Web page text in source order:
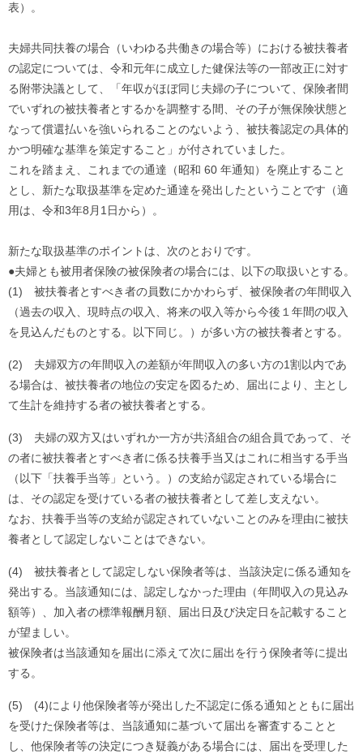
表）。
夫婦共同扶養の場合（いわゆる共働きの場合等） における被扶養者
の認定については、 令和元年に成立した健保法等の一部改正に対す
る附帯決議として、
「年収がほぼ同じ夫婦の子について、 保険者間
でいずれの被扶養者とするかを調整する間、 その子が無保険状態と
なって償還払いを強いられることのないよう 、被扶養認定の具体的
かつ明確な基準を策定すること」 が付されていました。
これを踏まえ、これまでの通達（昭和 60 年通知）を廃止すること
とし、 新たな取扱基準を定めた通達を発出したということです（適
用は、 令和3年8月1日から）。
新たな取扱基準のポイントは、次のとおりです。
●夫婦とも被用者保険の被保険者の場合には、
以下の取扱いとする。
(1) 被扶養者とすべき者の員数にかかわらず、被保険者の年間収入
（過去の収入、現時点の収入、 将来の収入等から今後１年間の収入
を見込んだものとする。
以下同じ。）が多い方の被扶養者とする。
(2) 夫婦双方の年間収入の差額が年間収入の多い方の1割以内であ
る場合は、被扶養者の地位の安定を図るため、届出により、 主とし
て生計を維持する者の被扶養者とする。
(3) 夫婦の双方又はいずれか一方が共済組合の組合員であって、 そ
の者に被扶養者とすべき者に係る扶養手当又はこれに相当する手当
（以下「扶養手当等」という。） の支給が認定されている場合に
は、 その認定を受けている者の被扶養者として差し支えない。
なお、 扶養手当等の支給が認定されていないことのみを理由に被扶
養者と して認定しないことはできない。
(4) 被扶養者として認定しない保険者等は、 当該決定に係る通知を
発出する。当該通知には、 認定しなかった理由（年間収入の見込み
額等）、 加入者の標準報酬月額、 届出日及び決定日を記載すること
が望ましい。
被保険者は当該通知を届出に添えて次に届出を行う保険者等に提出
する。
(5) (4)により他保険者等が発出した不認定に係る通知とともに届出
を受けた保険者等は、 当該通知に基づいて届出を審査することと
し、 他保険者等の決定につき疑義がある場合には、 届出を受理した